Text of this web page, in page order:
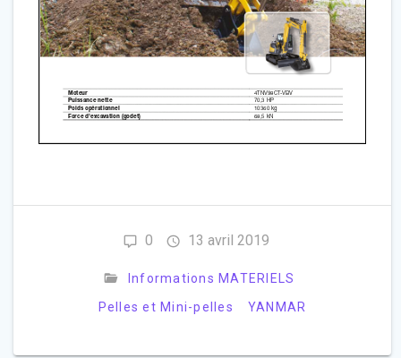
0 13 avril 2019
Informations MATERIELS
Pelles et Mini-pelles
YANMAR